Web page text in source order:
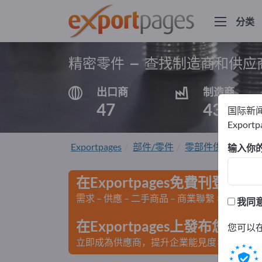
分类
精密零件 – 查找制造商和供应
出口商
47
制造商
43
Exportpages 部件/零件 零部件供应商
在Exportpages免費刊登廣告
需求 – 供應 – 二手商品 – 商業聯繫 >> 由此開
在Exportpages上發布您的公
立即成為供應商，提升企業能見度>> 點此發
国际新
输入你
我同
您可以